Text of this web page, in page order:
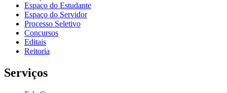
Espaço do Estudante
Espaço do Servidor
Processo Seletivo
Concursos
Editais
Reitoria
Serviços